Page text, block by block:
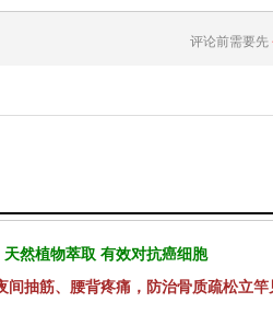
评论前需要先
然植物萃取 有效对抗癌细胞
间抽筋、腰背疼痛，防治骨质疏松立竿